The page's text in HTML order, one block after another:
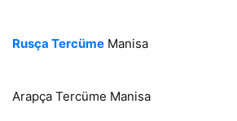
Rusça Tercüme Manisa
Arapça Tercüme Manisa